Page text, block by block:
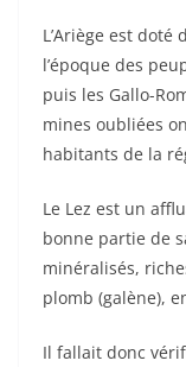
L’Ariège est
l’époque des
puis les Gallo-
mines oubliées
habitants de la
Le Lez est un
bonne partie de
minéralisés,
plomb (galène),
Il fallait donc